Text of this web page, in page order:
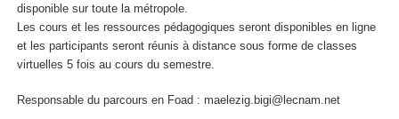
disponible sur toute la métropole.
Les cours et les ressources pédagogiques seront disponibles en ligne
et les participants seront réunis à distance sous forme de classes
virtuelles 5 fois au cours du semestre.
Responsable du parcours en Foad : maelezig.bigi@lecnam.net